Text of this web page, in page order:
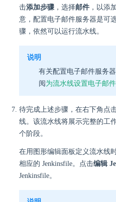
击添加步骤 ，选择邮件 ，以添
意，配置电子邮件服务器是可
骤，依然可以运行流水线。
说明
有关配置电子邮件服务
阅 为流水线设置电子邮
待完成上述步骤，在右下角点
线。该流水线将展示完整的工
个阶段。
在用图形编辑面板定义流水线
相应的 Jenkinsfile。点击编辑
Jenkinsfile。